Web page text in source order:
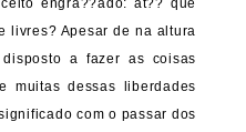
engra??ado: at?? que
livres? Apesar de na altura
a fazer as coisas
muitas dessas liberdades
com o passar dos